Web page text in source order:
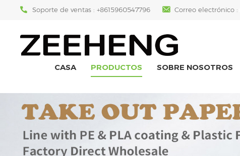
Soporte de ventas : +8615960547796 Correo electrónico :
CASA PRODUCTOS SOBRE NOSOTROS